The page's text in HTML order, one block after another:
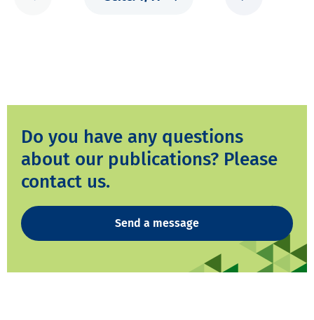
Do you have any questions
about our publications? Please
contact us.
Send a message